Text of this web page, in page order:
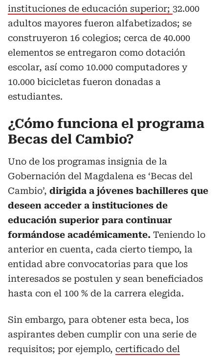
instituciones de educación superior; 32.000
adultos mayores fueron alfabetizados; se
construyeron 16 colegios; cerca de 40.000
elementos se entregaron como dotación
escolar, así como 10.000 computadores y
10.000 bicicletas fueron donadas a
estudiantes.
¿Cómo funciona el programa
Becas del Cambio?
Uno de los programas insignia de la
Gobernación del Magdalena es ‘Becas del
Cambio’, dirigida a jóvenes bachilleres que
deseen acceder a instituciones de
educación superior para continuar
formándose académicamente. Teniendo lo
anterior en cuenta, cada cierto tiempo, la
entidad abre convocatorias para que los
interesados se postulen y sean beneficiados
hasta con el 100 % de la carrera elegida.
Sin embargo, para obtener esta beca, los
aspirantes deben cumplir con una serie de
requisitos; por ejemplo, certificado del